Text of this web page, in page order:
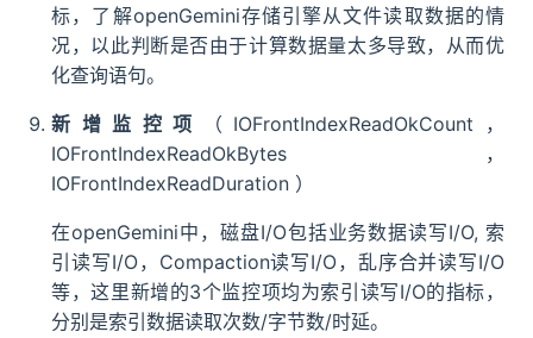
标，了解openGemini存储引擎从文件读取数据的情
况，以此判断是否由于计算数据量太多导致，从而优
化查询语句。
新增监控项
（IOFrontIndexReadOkCount，
IOFrontIndexReadOkBytes，
IOFrontIndexReadDuration ）
在openGemini中，磁盘I/O包括业务数据读写I/O, 索
引读写I/O，Compaction读写I/O，乱序合并读写I/O
等，这里新增的3个监控项均为索引读写I/O的指标，
分别是索引数据读取次数/字节数/时延。